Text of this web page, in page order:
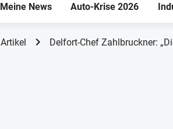
Meine News Auto-Krise 2026
Artikel Delfort-Chef Zahlbruckner: